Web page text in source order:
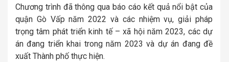
Chương trình đã thông qua báo cáo kết quả nổi bật của
quận Gò Vấp năm 2022 và các nhiệm vụ, giải pháp
trọng tâm phát triển kinh tế – xã hội năm 2023, các dự
án đang triển khai trong năm 2023 và dự án đang đề
xuất Thành phố thực hiện.